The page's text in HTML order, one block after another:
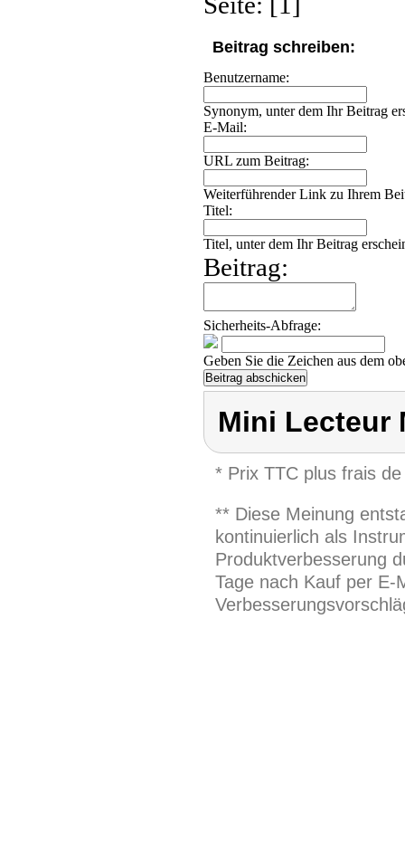
Beitrag schreiben:
Benutzername:
Synonym, unter dem Ihr Beitrag
E-Mail:
URL zum Beitrag:
Weiterführender Link zu Ihrem
Titel:
Titel, unter dem Ihr Beitrag
Beitrag:
Sicherheits-Abfrage:
Geben Sie die Zeichen aus dem
Mini Lecteur
* Prix TTC plus frais
** Diese Meinung
kontinuierlich als
Produktverbesserung
Tage nach Kauf per E-